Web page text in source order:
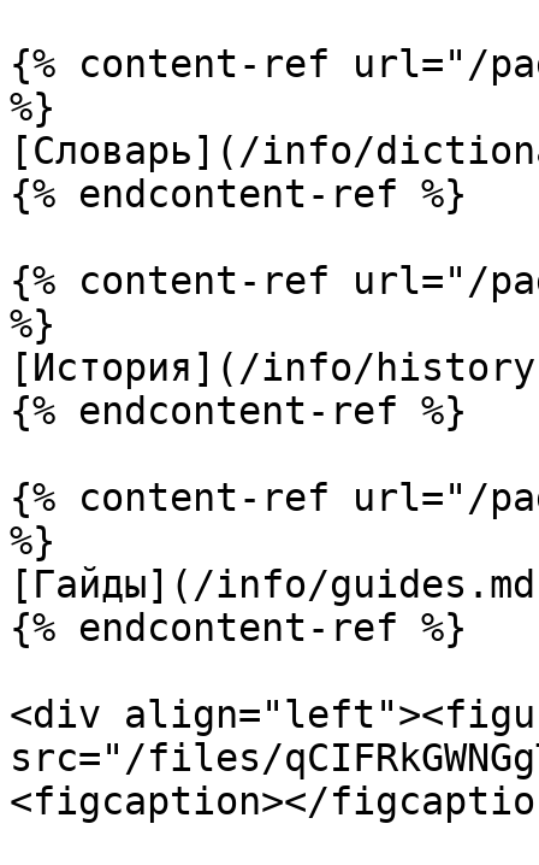
{% content-ref url="/
%}
[Словарь](/info/
{% endcontent-ref %}
{% content-ref url="/
%}
[История](/info/
{% endcontent-ref %}
{% content-ref url="/
%}
[Гайды](/info/
{% endcontent-ref %}
<div
src="/files/
<figcaption></